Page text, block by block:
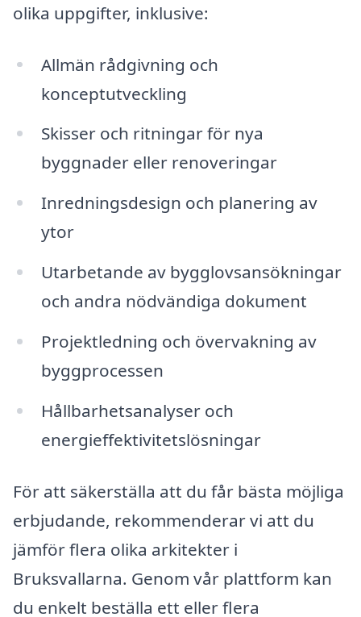
olika uppgifter, inklusive:
Allmän rådgivning och
konceptutveckling
Skisser och ritningar för nya
byggnader eller renoveringar
Inredningsdesign och planering av
ytor
Utarbetande av bygglovsansökningar
och andra nödvändiga dokument
Projektledning och övervakning av
byggprocessen
Hållbarhetsanalyser och
energieffektivitetslösningar
För att säkerställa att du får bästa möjliga
erbjudande, rekommenderar vi att du
jämför flera olika arkitekter i
Bruksvallarna. Genom vår plattform kan
du enkelt beställa ett eller flera